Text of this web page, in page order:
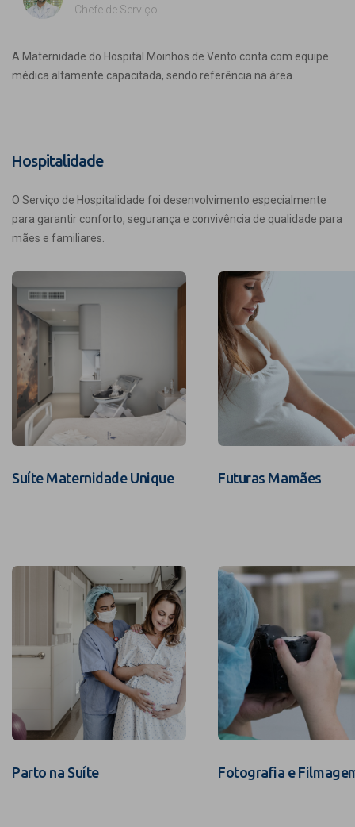
Chefe de Serviço
A Maternidade do Hospital Moinhos de Vento conta com equipe
médica altamente capacitada, sendo referência na área.
Hospitalidade
O Serviço de Hospitalidade foi desenvolvimento especialmente
para garantir conforto, segurança e convivência de qualidade para
mães e familiares.
Suíte Maternidade Unique Futuras Mamães
Parto na Suíte Fotografia e